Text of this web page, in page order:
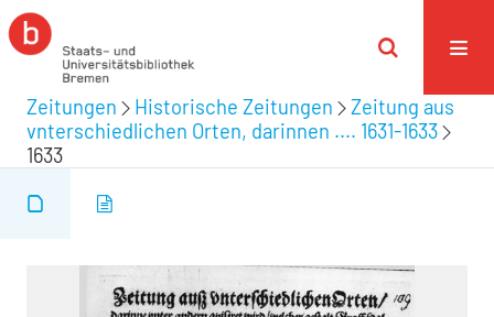
Zeitungen Historische Zeitungen
Zeitung aus
vnterschiedlichen Orten, darinnen .... 1631-1633
1633